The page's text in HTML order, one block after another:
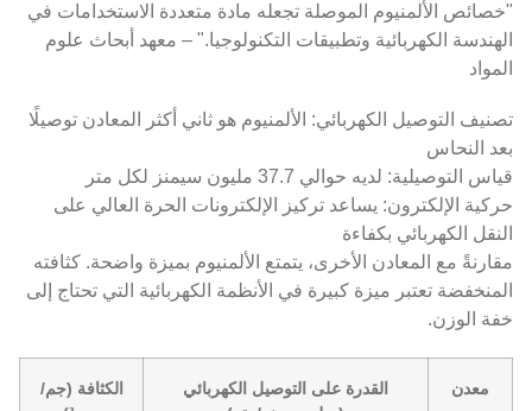
"خصائص الألمنيوم الموصلة تجعله مادة متعددة الاستخدامات في
الهندسة الكهربائية وتطبيقات التكنولوجيا." – معهد أبحاث علوم
المواد
تصنيف التوصيل الكهربائي: الألمنيوم هو ثاني أكثر المعادن توصيلًا
بعد النحاس
قياس التوصيلية: لديه حوالي 37.7 مليون سيمنز لكل متر
حركية الإلكترون: يساعد تركيز الإلكترونات الحرة العالي على
النقل الكهربائي بكفاءة
مقارنةً مع المعادن الأخرى، يتمتع الألمنيوم بميزة واضحة. كثافته
المنخفضة تعتبر ميزة كبيرة في الأنظمة الكهربائية التي تحتاج إلى
خفة الوزن.
معدن
القدرة على التوصيل الكهربائي
الكثافة (جم/